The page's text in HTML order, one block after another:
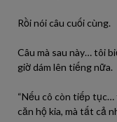
Rồi nói câu cuối cùng.
Câu mà sau này… tôi
giờ dám lên tiếng nữa.
“Nếu cô còn tiếp tục…
căn hộ kia, mà tất cả